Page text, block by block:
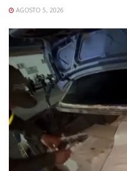
AGOSTO 5, 2026